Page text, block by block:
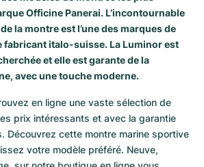
Officine Panerai. L’incontournable
la montre est l’une des marques de
fabricant italo-suisse. La Luminor est
et elle est garante de la
avec une touche moderne.
en ligne une vaste sélection de
prix intéressants et avec la garantie
Découvrez cette montre marine sportive
votre modèle préféré. Neuve,